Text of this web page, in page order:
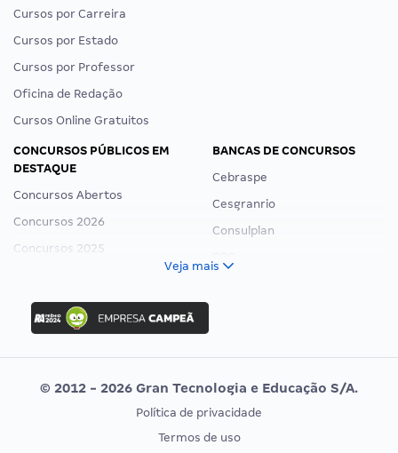
Cursos por Carreira
Cursos por Estado
Cursos por Professor
Oficina de Redação
Cursos Online Gratuitos
CONCURSOS PÚBLICOS EM
DESTAQUE
Concursos Abertos
Concursos 2026
Concursos 2025
Concurso Ibama
Concurso MPU
Editais publicados
BANCAS DE CONCURSOS
Cebraspe
Cesgranrio
Consulplan
Vunesp
CONCURSOS POR PROFISSÃO
EXAME DE ORDEM
Veja mais
© 2012 - 2026 Gran Tecnologia e Educação S/A.
Política de privacidade
Termos de uso